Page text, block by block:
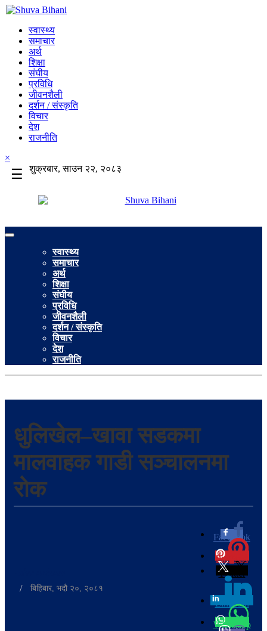
स्वास्थ्य
समाचार
अर्थ
शिक्षा
संघीय
प्रविधि
जीवनशैली
दर्शन / संस्कृति
विचार
देश
राजनीति
×
☰ शुक्रबार, साउन २२, २०८३
स्वास्थ्य
समाचार
अर्थ
शिक्षा
संघीय
प्रविधि
जीवनशैली
दर्शन / संस्कृति
विचार
देश
राजनीति
धुलिखेल–खावा सडकमा
मालवाहक गाडी सञ्चालनमा
रोक
/ बिहिबार, भदौ २०, २०८१
Facebook
0
Pinterest
Twitter
Linkedin
0
Whatsapp